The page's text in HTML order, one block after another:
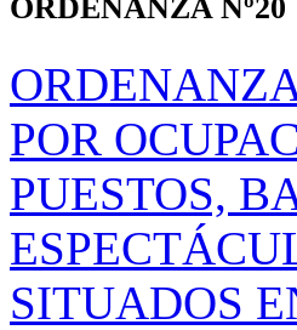
ORDENANZA Nº20
POR
PUESTOS,
SITUADOS